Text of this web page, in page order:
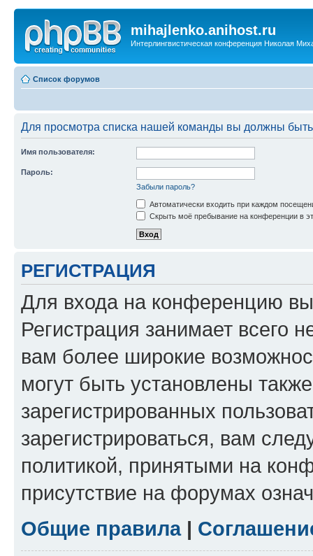
mihajlenko.anihost.ru
Интерлингвистическая конференция Николая
Список форумов
Для просмотра списка нашей команды вы должны
Имя пользователя:
Пароль:
Забыли пароль?
Автоматически входить при каждом
Скрыть моё пребывание на конференции в
РЕГИСТРАЦИЯ
Для входа на конференцию
Регистрация занимает всего
вам более широкие
могут быть установлены
зарегистрированных
зарегистрироваться, вам
политикой, принятыми на
присутствие на форумах
Общие правила|